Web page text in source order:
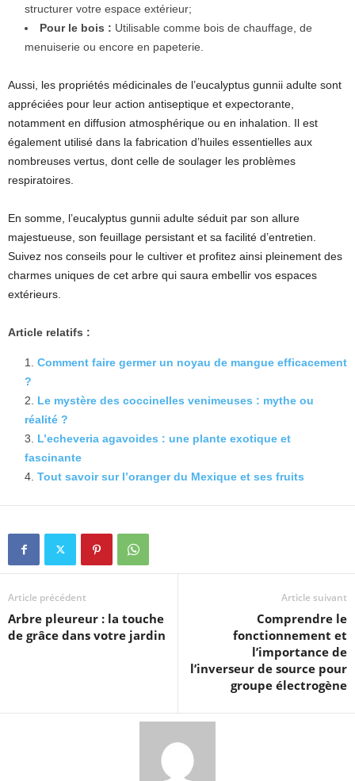
structurer votre espace extérieur;
Pour le bois : Utilisable comme bois de chauffage, de
menuiserie ou encore en papeterie.
Aussi, les propriétés médicinales de l’eucalyptus gunnii adulte sont
appréciées pour leur action antiseptique et expectorante,
notamment en diffusion atmosphérique ou en inhalation. Il est
également utilisé dans la fabrication d’huiles essentielles aux
nombreuses vertus, dont celle de soulager les problèmes
respiratoires.
En somme, l’eucalyptus gunnii adulte séduit par son allure
majestueuse, son feuillage persistant et sa facilité d’entretien.
Suivez nos conseils pour le cultiver et profitez ainsi pleinement des
charmes uniques de cet arbre qui saura embellir vos espaces
extérieurs.
Article relatifs :
Comment faire germer un noyau de mangue efficacement
?
Le mystère des coccinelles venimeuses : mythe ou
réalité ?
L’echeveria agavoides : une plante exotique et
fascinante
Tout savoir sur l’oranger du Mexique et ses fruits
Article précédent
Arbre pleureur : la touche
de grâce dans votre jardin
Article suivant
Comprendre le
fonctionnement et
l’importance de
l’inverseur de source pour
groupe électrogène